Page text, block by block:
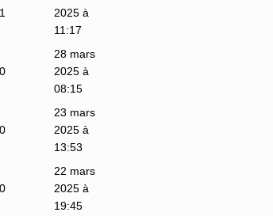
1
2025 à
11:17
0
28 mars
2025 à
08:15
0
23 mars
2025 à
13:53
0
22 mars
2025 à
19:45